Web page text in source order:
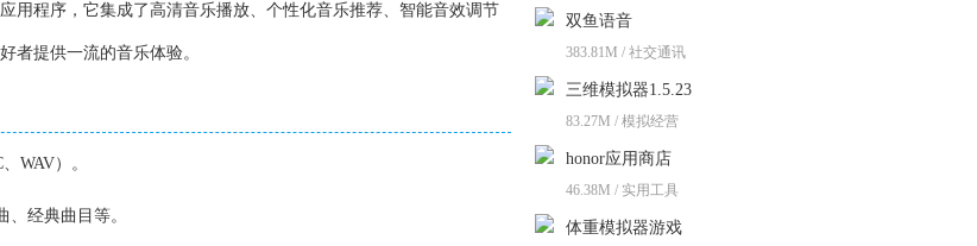
用程序，它集成了高清音乐播放、个性化音乐推荐、智能音效调节
者提供一流的音乐体验。
WAV）。
经典曲目等。
双鱼语音
383.81M / 社交通讯
三维模拟器1.5.23
83.27M / 模拟经营
honor应用商店
46.38M / 实用工具
体重模拟器游戏